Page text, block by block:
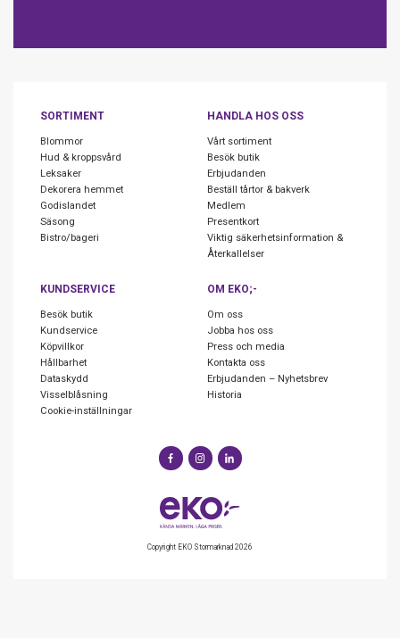
SORTIMENT
Blommor
Hud & kroppsvård
Leksaker
Dekorera hemmet
Godislandet
Säsong
Bistro/bageri
HANDLA HOS OSS
Vårt sortiment
Besök butik
Erbjudanden
Beställ tårtor & bakverk
Medlem
Presentkort
Viktig säkerhetsinformation &
Återkallelser
KUNDSERVICE
Besök butik
Kundservice
Köpvillkor
Hållbarhet
Dataskydd
Visselblåsning
Cookie-inställningar
OM EKO;-
Om oss
Jobba hos oss
Press och media
Kontakta oss
Erbjudanden – Nyhetsbrev
Historia
Copyright EKO Stormarknad 2026